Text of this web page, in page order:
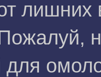
лишних
для